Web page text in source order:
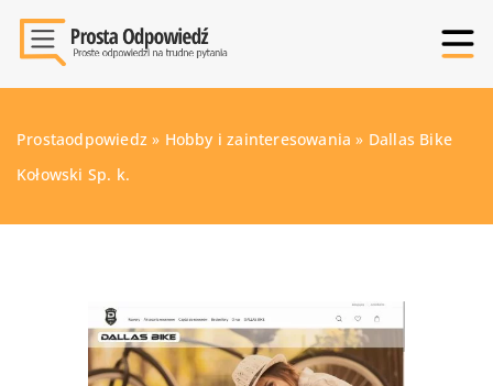
Prostaodpowiedz » Hobby i zainteresowania » Dallas Bike
Kołowski Sp. k.